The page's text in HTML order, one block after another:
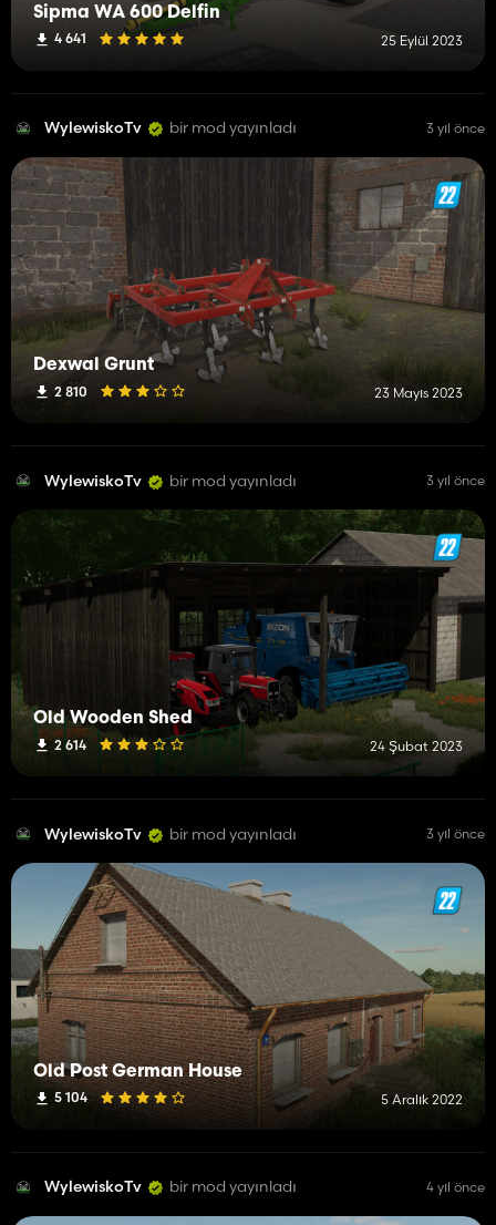
Sipma WA 600 Delfin
4 641 25 Eylül 2023
WylewiskoTv bir mod yayınladı 3 yıl önce
Dexwal Grunt
2 810 23 Mayıs 2023
WylewiskoTv bir mod yayınladı 3 yıl önce
Old Wooden Shed
2 614 24 Şubat 2023
WylewiskoTv bir mod yayınladı 3 yıl önce
Old Post German House
5 104 5 Aralık 2022
WylewiskoTv bir mod yayınladı 4 yıl önce